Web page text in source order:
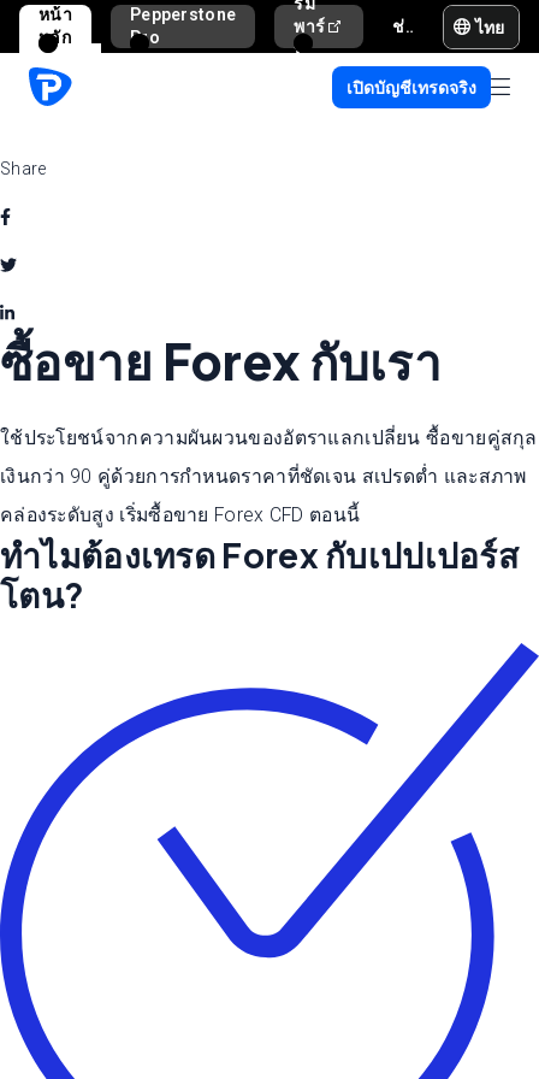
หน้า
หลัก
Pepperstone
Pro
พาร์
ท
ช่วยเหลือและสนับสนุน ไทย
เปิดบัญชีเทรดจริง
Share
ซื้อขาย Forex กับเรา
ใช้ประโยชน์จากความผันผวนของอัตราแลกเปลี่ยน ซื้อขายคู่สกุล
เงินกว่า 90 คู่ด้วยการกำหนดราคาที่ชัดเจน สเปรดต่ำ และสภาพ
คล่องระดับสูง เริ่มซื้อขาย Forex CFD ตอนนี้
ทำไมต้องเทรด Forex กับเปปเปอร์ส
โตน?